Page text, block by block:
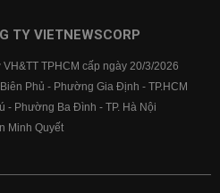
TY VIETNEWSCORP
TPHCM cấp ngày 20/3/2026
Phủ - Phường Gia Định - TP.HCM
- Phường Ba Đình - TP. Hà Nội
Minh Quyết